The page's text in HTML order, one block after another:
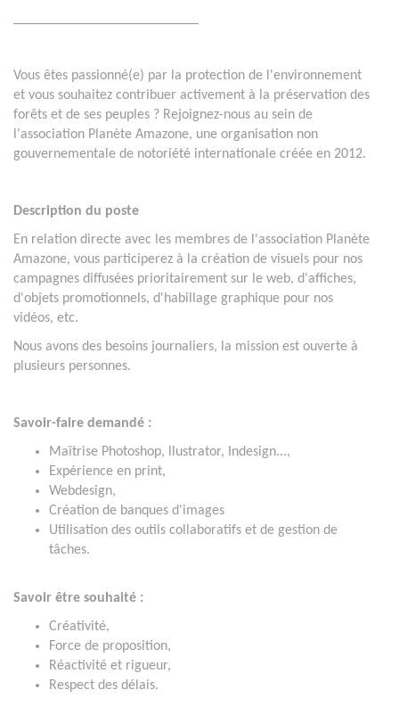
Vous êtes passionné(e) par la protection de l'environnement
et vous souhaitez contribuer activement à la préservation des
forêts et de ses peuples ? Rejoignez-nous au sein de
l'association Planète Amazone, une organisation non
gouvernementale de notoriété internationale créée en 2012.
Description du poste
En relation directe avec les membres de l'association Planète
Amazone, vous participerez à la création de visuels pour nos
campagnes diffusées prioritairement sur le web, d'affiches,
d'objets promotionnels, d'habillage graphique pour nos
vidéos, etc.
Nous avons des besoins journaliers, la mission est ouverte à
plusieurs personnes.
Savoir-faire demandé :
Maîtrise Photoshop, llustrator, Indesign...,
Expérience en print,
Webdesign,
Création de banques d'images
Utilisation des outils collaboratifs et de gestion de
tâches.
Savoir être souhaité :
Créativité,
Force de proposition,
Réactivité et rigueur,
Respect des délais.